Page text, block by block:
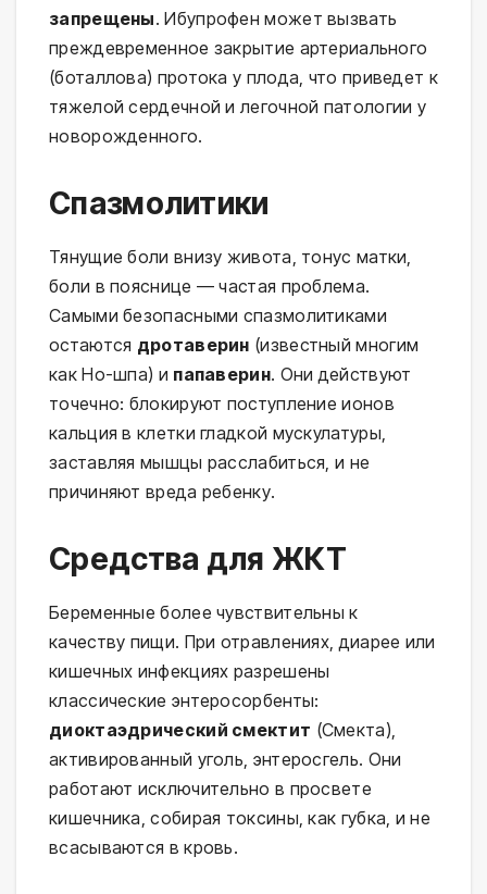
запрещены. Ибупрофен может вызвать
преждевременное закрытие артериального
(боталлова) протока у плода, что приведет к
тяжелой сердечной и легочной патологии у
новорожденного.
Спазмолитики
Тянущие боли внизу живота, тонус матки,
боли в пояснице — частая проблема.
Самыми безопасными спазмолитиками
остаются дротаверин (известный многим
как Но-шпа) и папаверин. Они действуют
точечно: блокируют поступление ионов
кальция в клетки гладкой мускулатуры,
заставляя мышцы расслабиться, и не
причиняют вреда ребенку.
Средства для ЖКТ
Беременные более чувствительны к
качеству пищи. При отравлениях, диарее или
кишечных инфекциях разрешены
классические энтеросорбенты:
диоктаэдрический смектит (Смекта),
активированный уголь, энтеросгель. Они
работают исключительно в просвете
кишечника, собирая токсины, как губка, и не
всасываются в кровь.